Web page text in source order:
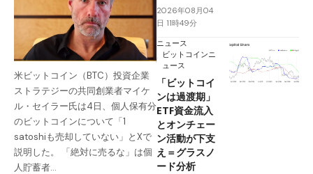
米ビットコイン（BTC）投資企業
ストラテジーの共同創業者マイケ
ル・セイラー氏は4日、個人保有分
のビットコインについて「1
satoshiも売却していない」とXで
説明した。 「絶対に売るな」は個
人貯蓄者…
2026年08月04
日 11時49分
ニュース
ビットコインニ
ュース
「ビットコイ
ンは過渡期」
ETF資金流入
とオンチェー
ン活動が下支
え＝グラスノ
ード分析